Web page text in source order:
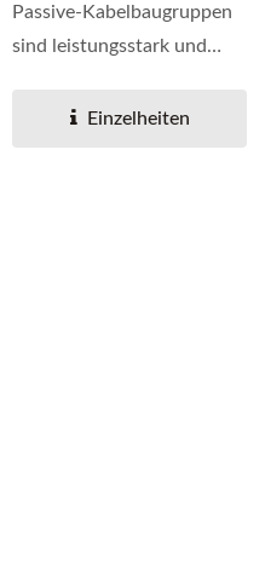
Passive-Kabelbaugruppen
sind leistungsstark und
Einzelheiten